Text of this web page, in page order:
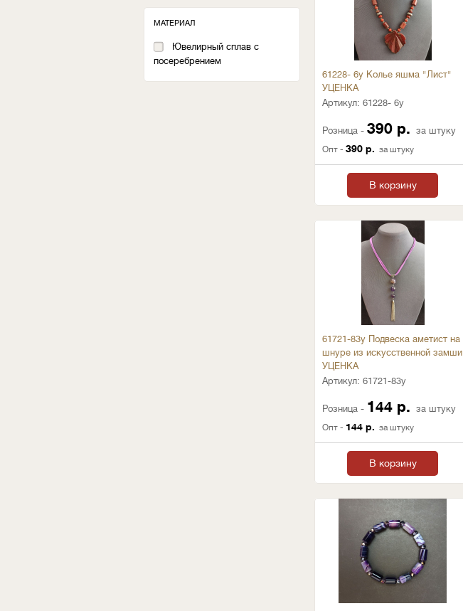
МАТЕРИАЛ
Ювелирный сплав с
посеребрением
61228- 6у Колье яшма "Лист"
УЦЕНКА
Артикул: 61228- 6у
Розница - 390 р. за штуку
Опт - 390 р. за штуку
В корзину
61721-83у Подвеска аметист на
шнуре из искусственной замши
УЦЕНКА
Артикул: 61721-83у
Розница - 144 р. за штуку
Опт - 144 р. за штуку
В корзину